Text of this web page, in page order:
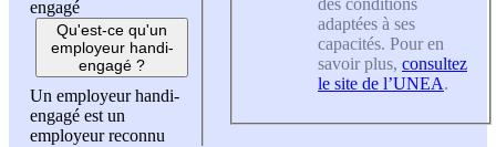
engagé
Qu'est-ce qu'un
employeur handi-
engagé ?
Un employeur handi-
engagé est un
employeur reconnu
adaptées à ses
capacités. Pour en
savoir plus, consultez
le site de l’UNEA.